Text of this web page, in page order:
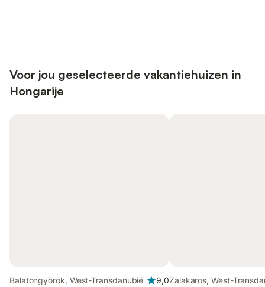
Voor jou geselecteerde vakantiehuizen in
Hongarije
Balatongyörök, West-Transdanubië
9,0Zalakaros, West-